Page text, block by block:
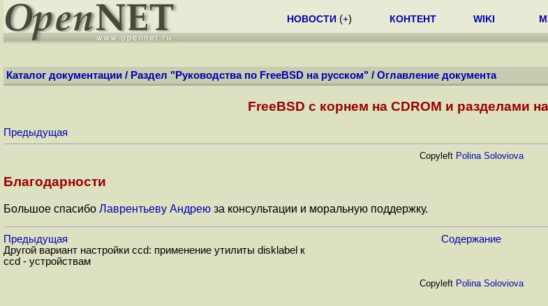
НОВОСТИ (+) КОНТЕНТ WIKI
Каталог документации / Раздел "Руководства по FreeBSD на русском" / Оглавление документа
FreeBSD с корнем на CDROM и разделами
Предыдущая
Copyleft Polina Soloviova
Благодарности
Большое спасибо Лаврентьеву Андрею за консультации и моральную поддержку.
Предыдущая Содержание
Другой вариант настройки ccd: применение утилиты disklabel к
ccd - устройствам
Copyleft Polina Soloviova